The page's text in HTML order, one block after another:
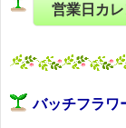
営業日カ
バッチフラワ